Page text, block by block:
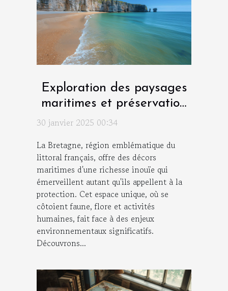
Exploration des paysages
maritimes et préservation
environnementale en
30 janvier 2025 00:34
La Bretagne, région emblématique du
littoral français, offre des décors
maritimes d'une richesse inouïe qui
émerveillent autant qu'ils appellent à la
protection. Cet espace unique, où se
côtoient faune, flore et activités
humaines, fait face à des enjeux
environnementaux significatifs.
Découvrons...